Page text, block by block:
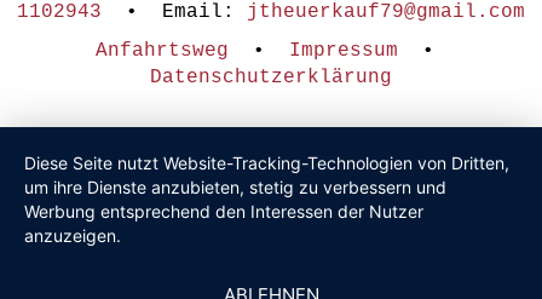
1102943 • Email:
jtheuerkauf79@gmail.com
Anfahrtsweg • Impressum •
Datenschutzerklärung
Diese Seite nutzt Website-Tracking-Technologien von Dritten,
um ihre Dienste anzubieten, stetig zu verbessern und
Werbung entsprechend den Interessen der Nutzer
anzuzeigen.